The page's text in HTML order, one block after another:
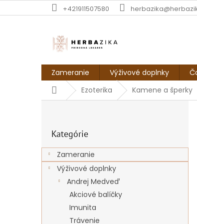
na
+421911507580
Zameranie Výživové doplnky
DomovEzoterika Kamene a šperky
ý
p
kategórie
Kategórie
Zameranie
Výživové doplnky
Andrej Medveď
Akciové balíčky
Imunita
Trávenie